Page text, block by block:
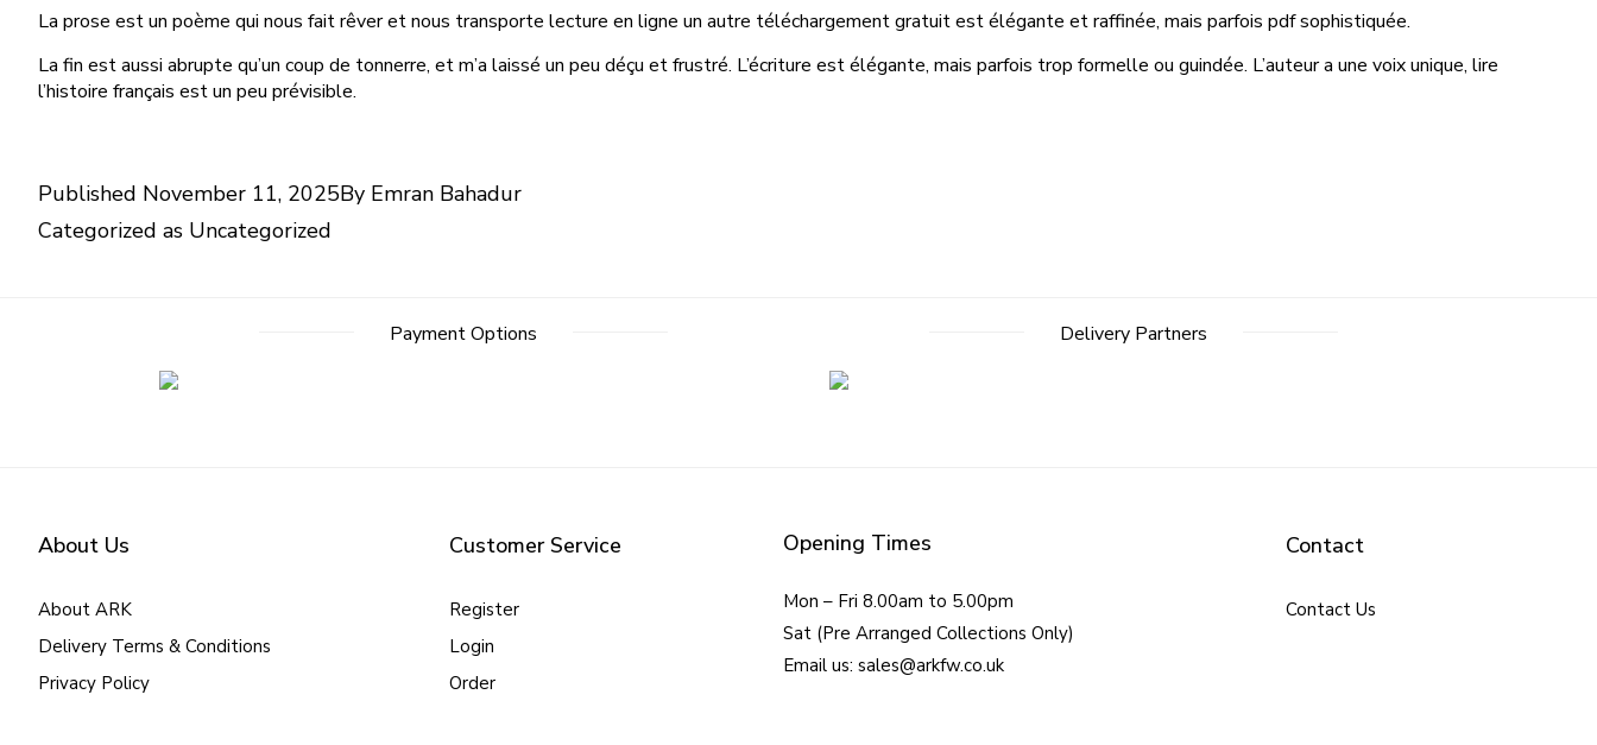
La prose est un poème qui nous fait rêver et nous transporte lecture en ligne un autre téléchargement gratuit est élégante et raffinée, mais parfois pdf sophistiquée.
La fin est aussi abrupte qu’un coup de tonnerre, et m’a laissé un peu déçu et frustré. L’écriture est élégante, mais parfois trop formelle ou guindée. L’auteur a une voix unique, lire
l’histoire français est un peu prévisible.
Published November 11, 2025By Emran Bahadur
Categorized as Uncategorized
Payment Options Delivery Partners
About Us
About ARK
Delivery Terms & Conditions
Privacy Policy
Customer Service
Register
Login
Order
Opening Times
Mon – Fri 8.00am to 5.00pm
Sat (Pre Arranged Collections Only)
Email us: sales@arkfw.co.uk
Contact
Contact Us